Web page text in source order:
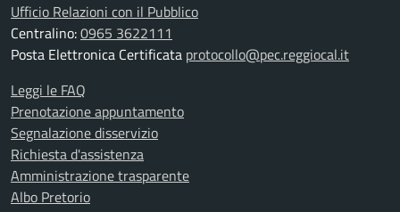
Ufficio Relazioni con il Pubblico
Centralino:0965 3622111
Posta Elettronica Certificata protocollo@pec.reggiocal.it
Leggi le FAQ
Prenotazione appuntamento
Segnalazione disservizio
Richiesta d'assistenza
Amministrazione trasparente
Albo Pretorio